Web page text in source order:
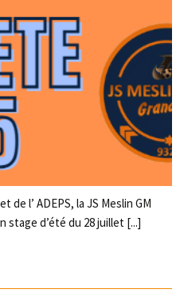
de l’ ADEPS, la JS Meslin GM
stage d’été du 28 juillet [...]